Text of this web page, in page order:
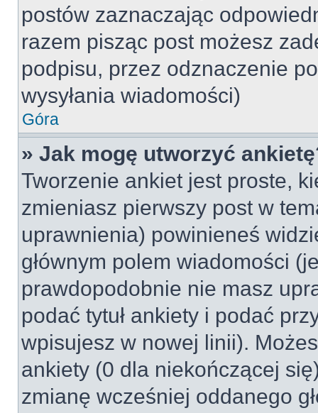
postów zaznaczając
razem pisząc post możesz
podpisu, przez odznaczenie
wysyłania wiadomości)
Góra
» Jak mogę utworzyć
Tworzenie ankiet jest proste,
zmieniasz pierwszy post w
uprawnienia) powinieneś
głównym polem wiadomości
prawdopodobnie nie masz
podać tytuł ankiety i podać
wpisujesz w nowej linii).
ankiety (0 dla niekończącej
zmianę wcześniej oddanego